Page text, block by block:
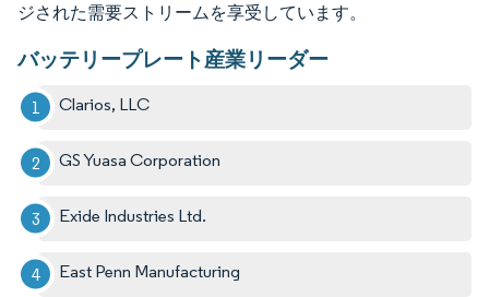
ジされた需要ストリームを享受しています。
バッテリープレート産業リーダー
Clarios, LLC
GS Yuasa Corporation
Exide Industries Ltd.
East Penn Manufacturing